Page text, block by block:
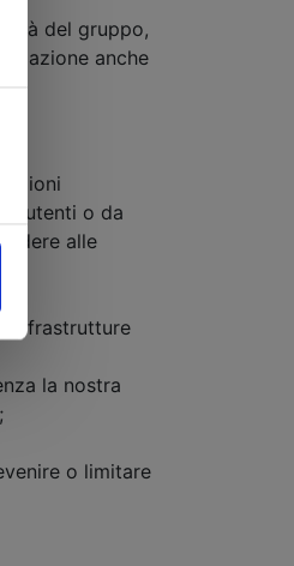
del gruppo,
anche
utenti o da
alle
infrastrutture
la nostra
o limitare